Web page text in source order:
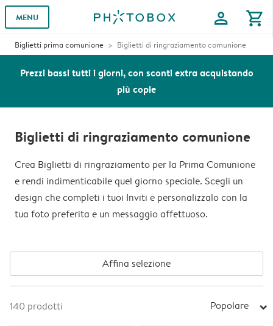
MENU profile shopping_cart
Biglietti prima comunione Biglietti di ringraziamento comunione
Prezzi bassi tutti i giorni, con sconti extra acquistando
più copie
Biglietti di ringraziamento comunione
Crea Biglietti di ringraziamento per la Prima Comunione
e rendi indimenticabile quel giorno speciale. Scegli un
design che completi i tuoi Inviti e personalizzalo con la
tua foto preferita e un messaggio affettuoso.
Affina selezione
140 prodotti Popolare arrow_right